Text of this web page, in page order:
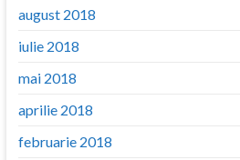
august 2018
iulie 2018
mai 2018
aprilie 2018
februarie 2018